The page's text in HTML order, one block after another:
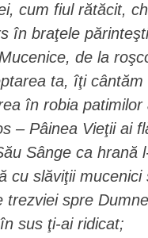
cum fiul rătăcit,
în braţele
de la
ta, îţi cântăm
în robia patimilor
– Pâinea Vieţii ai
Sânge ca hrană
cu slăviţii
trezviei spre
sus ţi-ai ridicat;